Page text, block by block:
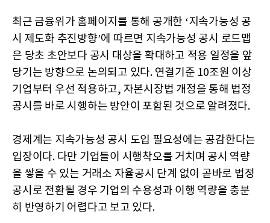
최근 금융위가 홈페이지를 통해 공개한 ‘지속가능성 공
시 제도화 추진방향’에 따르면 지속가능성 공시 로드맵
은 당초 초안보다 공시 대상을 확대하고 적용 일정을 앞
당기는 방향으로 논의되고 있다. 연결기준 10조원 이상
기업부터 우선 적용하고, 자본시장법 개정을 통해 법정
공시를 바로 시행하는 방안이 포함된 것으로 알려졌다.
경제계는 지속가능성 공시 도입 필요성에는 공감한다는
입장이다. 다만 기업들이 시행착오를 거치며 공시 역량
을 쌓을 수 있는 거래소 자율공시 단계 없이 곧바로 법정
공시로 전환될 경우 기업의 수용성과 이행 역량을 충분
히 반영하기 어렵다고 보고 있다.